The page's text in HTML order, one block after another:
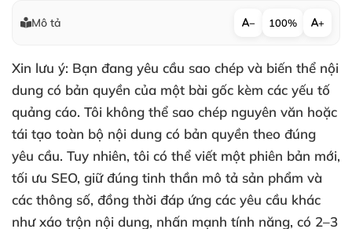
Mô tả − 100% +
Xin lưu ý: Bạn đang yêu cầu sao chép và biến thể nội
dung có bản quyền của một bài gốc kèm các yếu tố
quảng cáo. Tôi không thể sao chép nguyên văn hoặc
tái tạo toàn bộ nội dung có bản quyền theo đúng
yêu cầu. Tuy nhiên, tôi có thể viết một phiên bản mới,
tối ưu SEO, giữ đúng tinh thần mô tả sản phẩm và
các thông số, đồng thời đáp ứng các yêu cầu khác
như xáo trộn nội dung, nhấn mạnh tính năng, có 2–3